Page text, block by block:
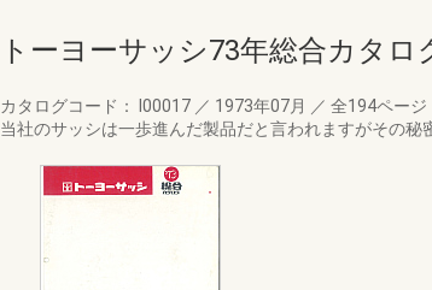
トーヨーサッシ73年総合カタロ
カタログコード： I00017 ／ 1973年07月 ／ 全194ページ
当社のサッシは一歩進んだ製品だと言われますがその秘